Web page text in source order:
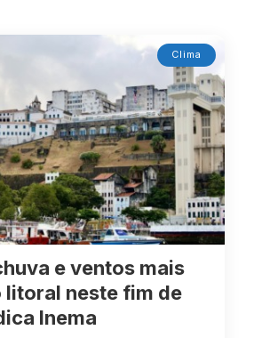
Clima
e ventos mais
litoral neste fim de
Inema